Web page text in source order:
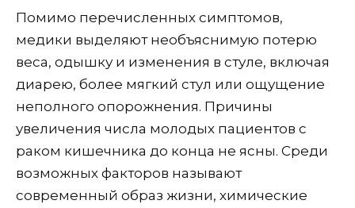
Помимо перечисленных симптомов,
медики выделяют необъяснимую потерю
веса, одышку и изменения в стуле, включая
диарею, более мягкий стул или ощущение
неполного опорожнения. Причины
увеличения числа молодых пациентов с
раком кишечника до конца не ясны. Среди
возможных факторов называют
современный образ жизни, химические